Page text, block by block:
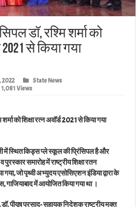
डॉ, रश्मि शर्मा को
2021 से किया गया
2022
State News
1,081 Views
शर्मा को शिक्षा रत्न अवॉर्ड 2021 से किया गया
में स्थित किड्स प्ले स्कूल की प्रिंसिपल है और
समारोह में राष्ट्रीय शिक्षा रतन
जो पृथ्वी अभ्युदय एसोसिएशन इंडिया द्वारा के
में आयोजित किया गया था ।
पीयूष प्रसाद- सहायक निदेशक राष्ट्रीय मुक्त